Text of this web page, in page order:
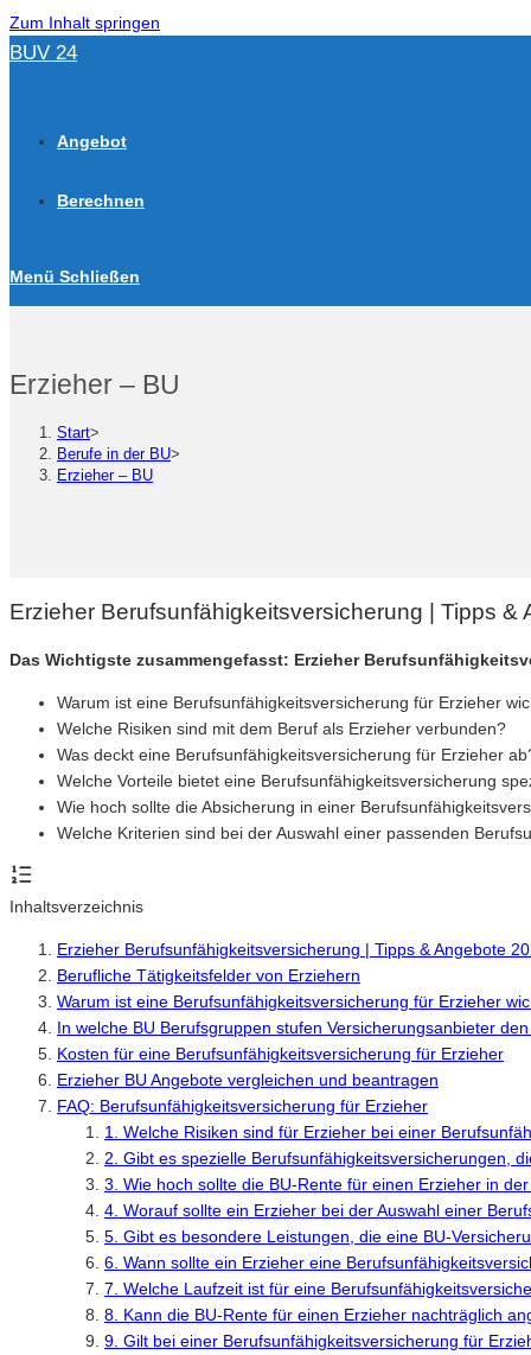
Zum Inhalt springen
BUV 24
Angebot
Berechnen
Menü Schließen
Erzieher – BU
Start>
Berufe in der BU>
Erzieher – BU
Erzieher Berufsunfähigkeitsversicherung | Tipps &
Das Wichtigste zusammengefasst: Erzieher
Warum ist eine Berufsunfähigkeitsversicherung für Erzieher
Welche Risiken sind mit dem Beruf als Erzieher verbunden?
Was deckt eine Berufsunfähigkeitsversicherung für Erzieher
Welche Vorteile bietet eine Berufsunfähigkeitsversicherung
Wie hoch sollte die Absicherung in einer
Welche Kriterien sind bei der Auswahl einer passenden
Inhaltsverzeichnis
Erzieher Berufsunfähigkeitsversicherung | Tipps & Angebote
Berufliche Tätigkeitsfelder von Erziehern
Warum ist eine Berufsunfähigkeitsversicherung für Erzieher
In welche BU Berufsgruppen stufen Versicherungsanbieter
Kosten für eine Berufsunfähigkeitsversicherung für Erzieher
Erzieher BU Angebote vergleichen und beantragen
FAQ: Berufsunfähigkeitsversicherung für Erzieher
1. Welche Risiken sind für Erzieher bei einer
2. Gibt es spezielle Berufsunfähigkeitsversicherungen,
3. Wie hoch sollte die BU-Rente für einen Erzieher in
4. Worauf sollte ein Erzieher bei der Auswahl einer
5. Gibt es besondere Leistungen, die eine BU-
6. Wann sollte ein Erzieher eine
7. Welche Laufzeit ist für eine
8. Kann die BU-Rente für einen Erzieher nachträglich
9. Gilt bei einer Berufsunfähigkeitsversicherung für